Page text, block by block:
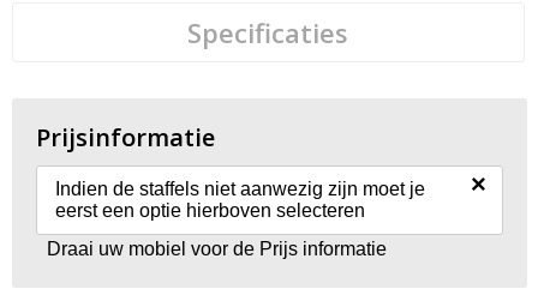
Specificaties
Prijsinformatie
Indien de staffels niet aanwezig zijn moet je
eerst een optie hierboven selecteren
×
Draai uw mobiel voor de Prijs informatie